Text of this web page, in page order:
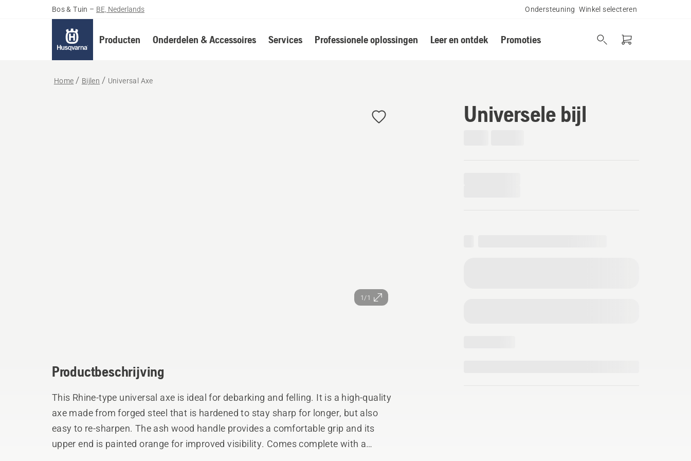
Bos & Tuin – BE, Nederlands Ondersteuning Winkel selecteren
Producten Onderdelen & Accessoires Services Professionele oplossingen Leer en ontdek Promoties
Home Bijlen Universal Axe
1/1
Universele bijl
Productbeschrijving
This Rhine-type universal axe is ideal for debarking and felling. It is a high-quality
axe made from forged steel that is hardened to stay sharp for longer, but also
easy to re-sharpen. The ash wood handle provides a comfortable grip and its
upper end is painted orange for improved visibility. Comes complete with a